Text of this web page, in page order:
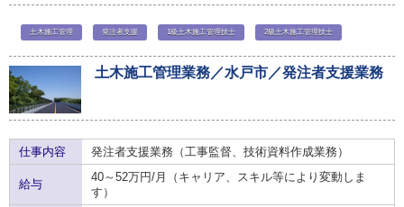
土木施工管理 発注者支援 1級土木施工管理技士 2級土木施工管理技士
土木施工管理業務／水戸市／発注者支援業務
仕事内容 発注者支援業務（工事監督、技術資料作成業務）
給与
40～52万円/月（キャリア、スキル等により変動しま
す）